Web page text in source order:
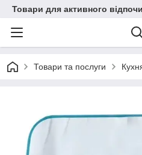
Товари для активного
Товари та послуги